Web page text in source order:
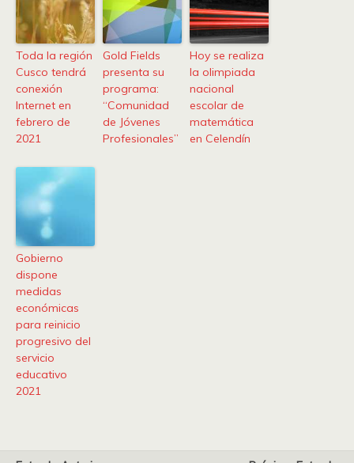
Toda la región
Cusco tendrá
conexión
Internet en
febrero de
2021
Gold Fields
presenta su
programa:
“Comunidad
de Jóvenes
Profesionales”
Hoy se realiza
la olimpiada
nacional
escolar de
matemática
en Celendín
Gobierno
dispone
medidas
económicas
para reinicio
progresivo del
servicio
educativo
2021